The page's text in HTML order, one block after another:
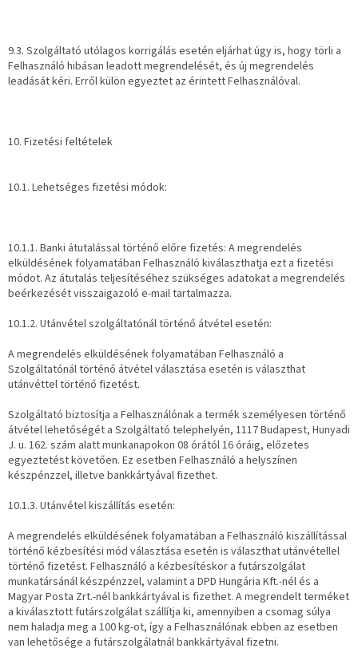
9.3. Szolgáltató utólagos korrigálás esetén eljárhat úgy is, hogy törli a
Felhasználó hibásan leadott megrendelését, és új megrendelés
leadását kéri. Erről külön egyeztet az érintett Felhasználóval.
10. Fizetési feltételek
10.1. Lehetséges fizetési módok:
10.1.1. Banki átutalással történő előre fizetés: A megrendelés
elküldésének folyamatában Felhasználó kiválaszthatja ezt a fizetési
módot. Az átutalás teljesítéséhez szükséges adatokat a megrendelés
beérkezését visszaigazoló e-mail tartalmazza.
10.1.2. Utánvétel szolgáltatónál történő átvétel esetén:
A megrendelés elküldésének folyamatában Felhasználó a
Szolgáltatónál történő átvétel választása esetén is választhat
utánvéttel történő fizetést.
Szolgáltató biztosítja a Felhasználónak a termék személyesen történő
átvétel lehetőségét a Szolgáltató telephelyén, 1117 Budapest, Hunyadi
J. u. 162. szám alatt munkanapokon 08 órától 16 óráig, előzetes
egyeztetést követően. Ez esetben Felhasználó a helyszínen
készpénzzel, illetve bankkártyával fizethet.
10.1.3. Utánvétel kiszállítás esetén:
A megrendelés elküldésének folyamatában a Felhasználó kiszállítással
történő kézbesítési mód választása esetén is választhat utánvétellel
történő fizetést. Felhasználó a kézbesítéskor a futárszolgálat
munkatársánál készpénzzel, valamint a DPD Hungária Kft.-nél és a
Magyar Posta Zrt.-nél bankkártyával is fizethet. A megrendelt terméket
a kiválasztott futárszolgálat szállítja ki, amennyiben a csomag súlya
nem haladja meg a 100 kg-ot, így a Felhasználónak ebben az esetben
van lehetősége a futárszolgálatnál bankkártyával fizetni.